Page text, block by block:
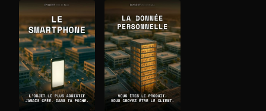
Ouvre l'app Appareil photo, pointe sur le code. C'est